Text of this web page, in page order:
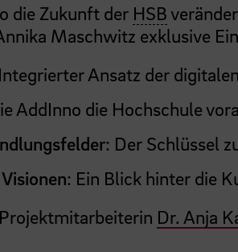
die Zukunft der HSB
Maschwitz exklusive
Ansatz der
AddInno die Hochschule
: Der Schlüssel
: Ein Blick hinter die
Dr. Anja